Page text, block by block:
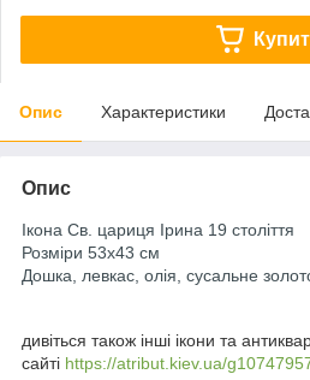
Опис Характеристики
Опис
Ікона Св. цариця Ірина 19 століття
Розміри 53х43 см
Дошка, левкас, олія, сусальне
дивіться також інші ікони та
сайті https://atribut.kiev.ua/